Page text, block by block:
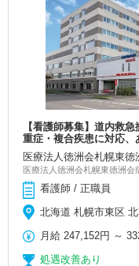
【看護師募集】道内救
重症・複合疾患に対応、
医療法人徳洲会札幌東徳
医療法人徳洲会札幌東徳洲会
看護師 / 正職員
北海道 札幌市東区
月給 247,152円 ～
処遇改善あり